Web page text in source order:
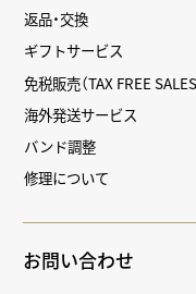
返品・交換
ギフトサービス
免税販売（TAX FREE SALES
海外発送サービス
バンド調整
修理について
お問い合わせ